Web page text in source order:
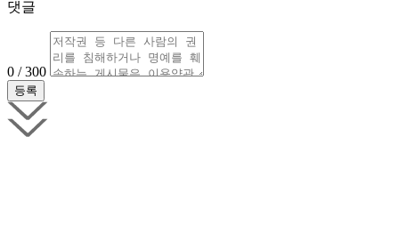
댓글
0 / 300